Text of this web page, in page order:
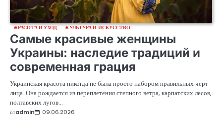
КРАСОТА И УХОД КУЛЬТУРА И ИСКУССТВО
Самые красивые женщины
Украины: наследие традиций и
современная грация
Украинская красота никогда не была просто набором правильных черт
лица. Она рождается из переплетения степного ветра, карпатских лесов,
полтавских лугов…
отadmin 09.06.2026